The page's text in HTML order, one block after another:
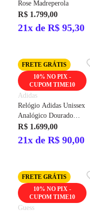
Rose Madreperola
R$ 1.799,00
21x de R$ 95,30
FRETE GRÁTIS
10% NO PIX -
CUPOM TIME10
Adidas
Relógio Adidas Unissex
Analógico Dourado
AOFH23002
R$ 1.699,00
21x de R$ 90,00
FRETE GRÁTIS
10% NO PIX -
CUPOM TIME10
Guess